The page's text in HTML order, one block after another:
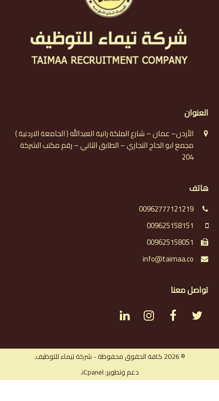
العنوان
الأردن– عمان – شارع الملكة رانية العبدالله ( الجامعة الاردنية )
مجمع ابو الحاج التجاري – الطابق الثاني – رقم مكتب الشركة
204
هاتف
00962777121219
009625158151
009625158051
info@taimaa.co
تواصل معنا
t
c
e
I
s
t
L
n
k
© 2026 كافة الحقوق محفوظة - شركة تيماء للتوظيف.
دعم وتطوير: iCpanel.